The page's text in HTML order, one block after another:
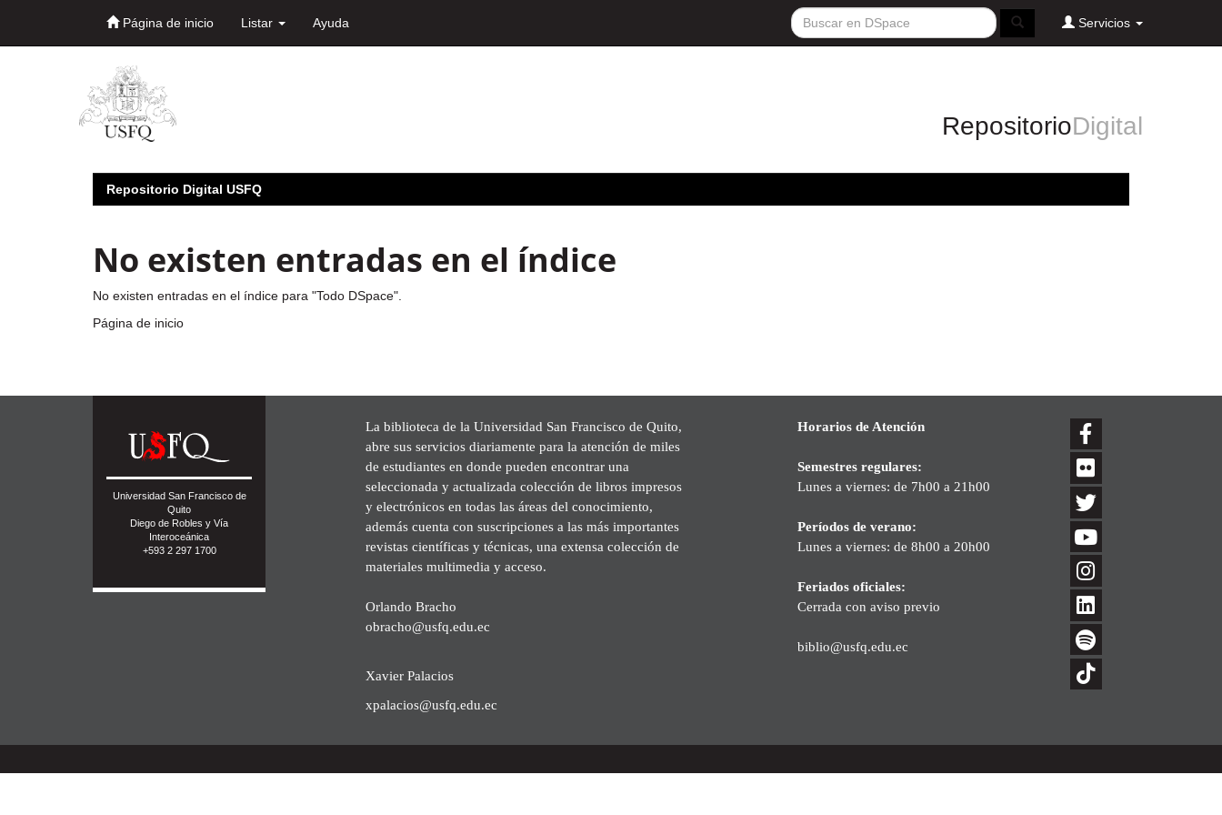
Página de inicio Listar Ayuda Servicios
RepositorioDigital
Repositorio Digital USFQ
No existen entradas en el índice
No existen entradas en el índice para "Todo DSpace".
Página de inicio
Universidad San Francisco de
Quito
Diego de Robles y Vía
Interoceánica
+593 2 297 1700
La biblioteca de la Universidad San Francisco de Quito,
abre sus servicios diariamente para la atención de miles
de estudiantes en donde pueden encontrar una
seleccionada y actualizada colección de libros impresos
y electrónicos en todas las áreas del conocimiento,
además cuenta con suscripciones a las más importantes
revistas científicas y técnicas, una extensa colección de
materiales multimedia y acceso.
Orlando Bracho
obracho@usfq.edu.ec
Xavier Palacios
xpalacios@usfq.edu.ec
Horarios de Atención
Semestres regulares:
Lunes a viernes: de 7h00 a 21h00
Períodos de verano:
Lunes a viernes: de 8h00 a 20h00
Feriados oficiales:
Cerrada con aviso previo
biblio@usfq.edu.ec